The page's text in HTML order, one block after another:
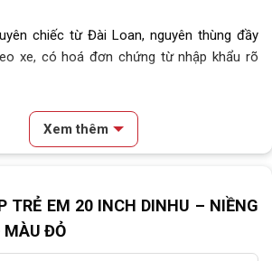
chiếc từ Đài Loan, nguyên thùng đầy
xe, có hoá đơn chứng từ nhập khẩu rõ
chi-chan-trang-san-pham"
Xem thêm
TRẺ EM 20 INCH DINHU – NIỀNG
MÀU ĐỎ